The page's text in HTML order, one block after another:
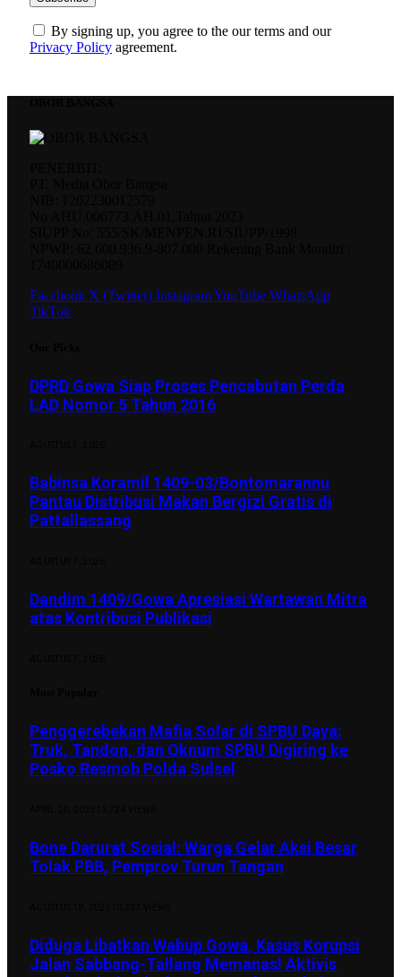
By signing up, you agree to the our terms and our
Privacy Policy agreement.
Facebook X (Twitter) InstagramYouTube WhatsApp
TikTok
DPRD Gowa Siap Proses Pencabutan Perda
LAD Nomor 5 Tahun 2016
Babinsa Koramil 1409-03/Bontomarannu
Pantau Distribusi Makan Bergizi Gratis di
Pattallassang
Dandim 1409/Gowa Apresiasi Wartawan Mitra
atas Kontribusi Publikasi
Penggerebekan Mafia Solar di SPBU Daya:
Truk, Tandon, dan Oknum SPBU Digiring ke
Posko Resmob Polda Sulsel
Bone Darurat Sosial: Warga Gelar Aksi Besar
Tolak PBB, Pemprov Turun Tangan
Diduga Libatkan Wabup Gowa, Kasus Korupsi
Jalan Sabbang-Tallang Memanas! Aktivis